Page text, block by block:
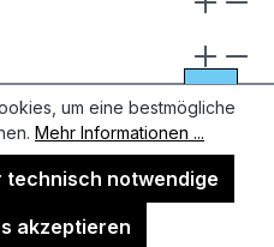
um eine bestmögliche
Mehr Informationen ...
technisch notwendige
akzeptieren